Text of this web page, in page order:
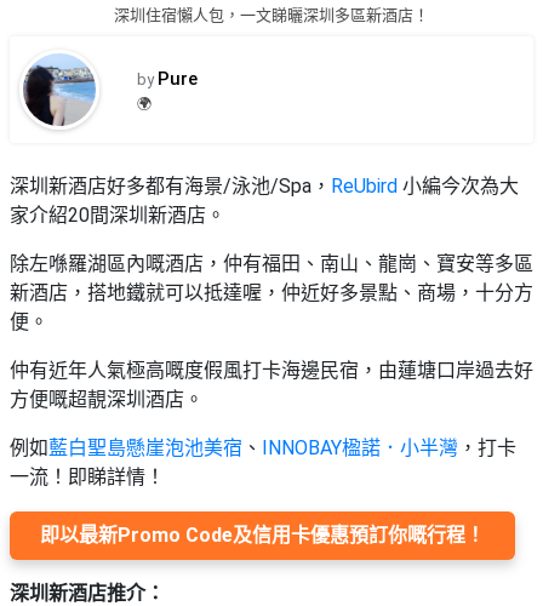
Party
到
美
食
特
色
蛋
糕
束
及
花
類
型
搞
Party
朋
友
聚
會
慶
祝
生
活
動
攻
略
活
攻
略
會
劃
#18
區
好
#Party
#
影
好
去
#
美
食
#
親
深圳住宿懶人包，一文睇曬深圳多區新酒店！
by Pure
🌍
深圳新酒店好多都有海景/泳池/Spa， ReUbird 小編今次為大
家介紹20間深圳新酒店。
除左喺羅湖區內嘅酒店，仲有福田、南山、龍崗、寶安等多區
新酒店，搭地鐵就可以抵達喔，仲近好多景點、商場，十分方
便。
仲有近年人氣極高嘅度假風打卡海邊民宿，由蓮塘口岸過去好
方便嘅超靚深圳酒店。
例如藍白聖島懸崖泡池美宿 、 INNOBAY楹諾．小半灣 ，打卡
一流！即睇詳情！
即以最新Promo Code及信用卡優惠預訂你嘅行程！
深圳新酒店推介：